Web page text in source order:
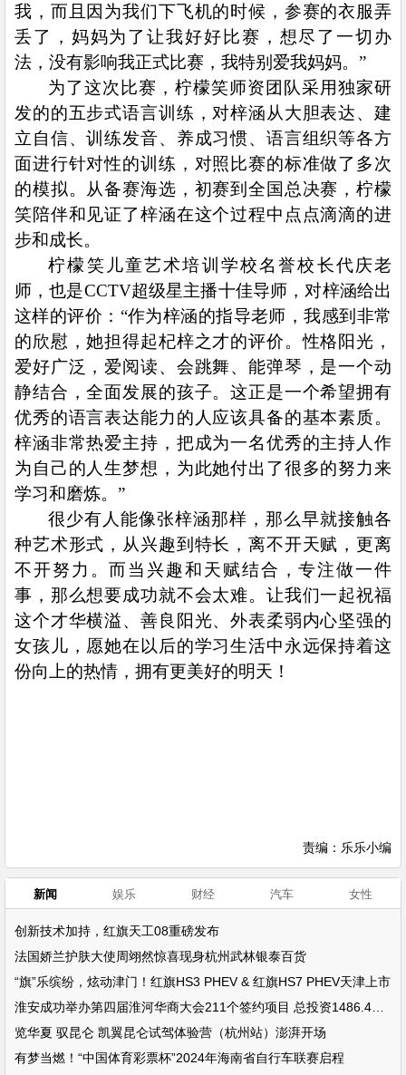
我，而且因为我们下飞机的时候，参赛的衣服弄
丢了，妈妈为了让我好好比赛，想尽了一切办
法，没有影响我正式比赛，我特别爱我妈妈。”
为了这次比赛，柠檬笑师资团队采用独家研
发的的五步式语言训练，对梓涵从大胆表达、建
立自信、训练发音、养成习惯、语言组织等各方
面进行针对性的训练，对照比赛的标准做了多次
的模拟。从备赛海选，初赛到全国总决赛，柠檬
笑陪伴和见证了梓涵在这个过程中点点滴滴的进
步和成长。
柠檬笑儿童艺术培训学校名誉校长代庆老
师，也是CCTV超级星主播十佳导师，对梓涵给出
这样的评价：“作为梓涵的指导老师，我感到非常
的欣慰，她担得起杞梓之才的评价。性格阳光，
爱好广泛，爱阅读、会跳舞、能弹琴，是一个动
静结合，全面发展的孩子。这正是一个希望拥有
优秀的语言表达能力的人应该具备的基本素质。
梓涵非常热爱主持，把成为一名优秀的主持人作
为自己的人生梦想，为此她付出了很多的努力来
学习和磨炼。”
很少有人能像张梓涵那样，那么早就接触各
种艺术形式，从兴趣到特长，离不开天赋，更离
不开努力。而当兴趣和天赋结合，专注做一件
事，那么想要成功就不会太难。让我们一起祝福
这个才华横溢、善良阳光、外表柔弱内心坚强的
女孩儿，愿她在以后的学习生活中永远保持着这
份向上的热情，拥有更美好的明天！
责编：乐乐小编
新闻 娱乐 财经 汽车 女性
创新技术加持，红旗天工08重磅发布
法国娇兰护肤大使周翊然惊喜现身杭州武林银泰百货
“旗”乐缤纷，炫动津门！红旗HS3 PHEV & 红旗HS7 PHEV天津上市
览华夏 驭昆仑 凯翼昆仑试驾体验营（杭州站）澎湃开场
有梦当燃！“中国体育彩票杯”2024年海南省自行车联赛启程